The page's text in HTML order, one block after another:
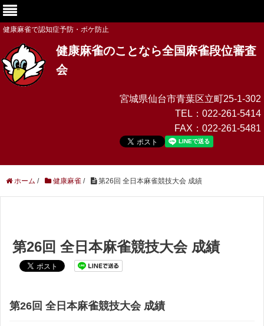
健康麻雀で認知症予防・ボケ防止
健康麻雀のことなら全国麻雀段位審査
会
宮城県仙台市青葉区立町25-1-302
TEL： 022-261-5414
FAX： 022-261-5481
ホーム / 健康麻雀 / 第26回 全日本麻雀競技大会 成績
第26回 全日本麻雀競技大会 成績
第26回 全日本麻雀競技大会 成績